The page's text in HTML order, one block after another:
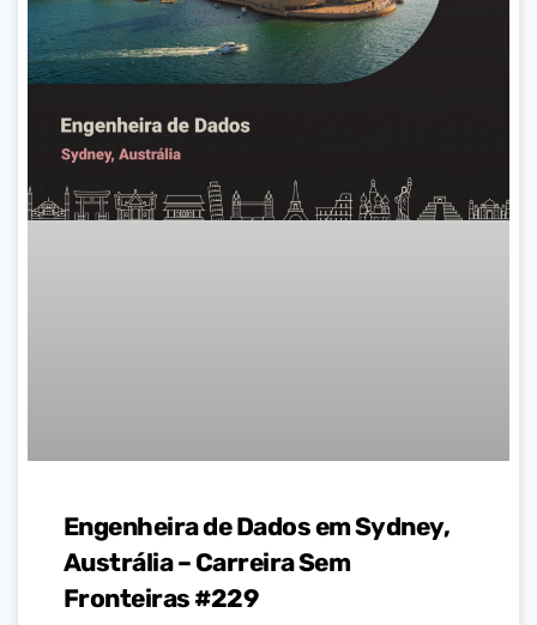
Engenheira de Dados em Sydney,
Austrália – Carreira Sem
Fronteiras #229